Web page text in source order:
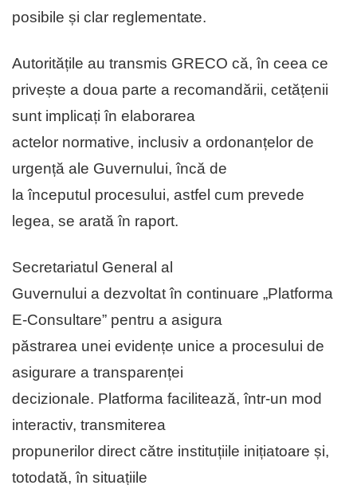
posibile și clar reglementate.
Autoritățile au transmis GRECO că, în ceea ce
privește a doua parte a recomandării, cetățenii
sunt implicați în elaborarea
actelor normative, inclusiv a ordonanțelor de
urgență ale Guvernului, încă de
la începutul procesului, astfel cum prevede
legea, se arată în raport.
Secretariatul General al
Guvernului a dezvoltat în continuare „Platforma
E-Consultare” pentru a asigura
păstrarea unei evidențe unice a procesului de
asigurare a transparenței
decizionale. Platforma facilitează, într-un mod
interactiv, transmiterea
propunerilor direct către instituțiile inițiatoare și,
totodată, în situațiile